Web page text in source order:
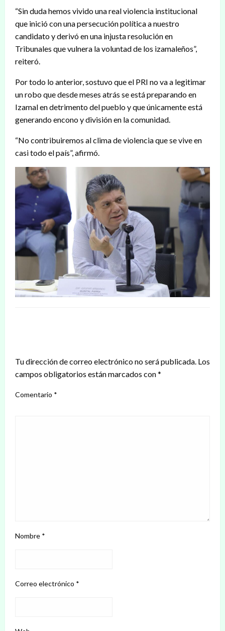
“Sin duda hemos vivido una real violencia institucional
que inició con una persecución política a nuestro
candidato y derivó en una injusta resolución en
Tribunales que vulnera la voluntad de los izamaleños”,
reiteró.
Por todo lo anterior, sostuvo que el PRI no va a legitimar
un robo que desde meses atrás se está preparando en
Izamal en detrimento del pueblo y que únicamente está
generando encono y división en la comunidad.
“No contribuiremos al clima de violencia que se vive en
casi todo el país”, afirmó.
Tu dirección de correo electrónico no será publicada. Los
campos obligatorios están marcados con*
Comentario *
Nombre *
Correo electrónico *